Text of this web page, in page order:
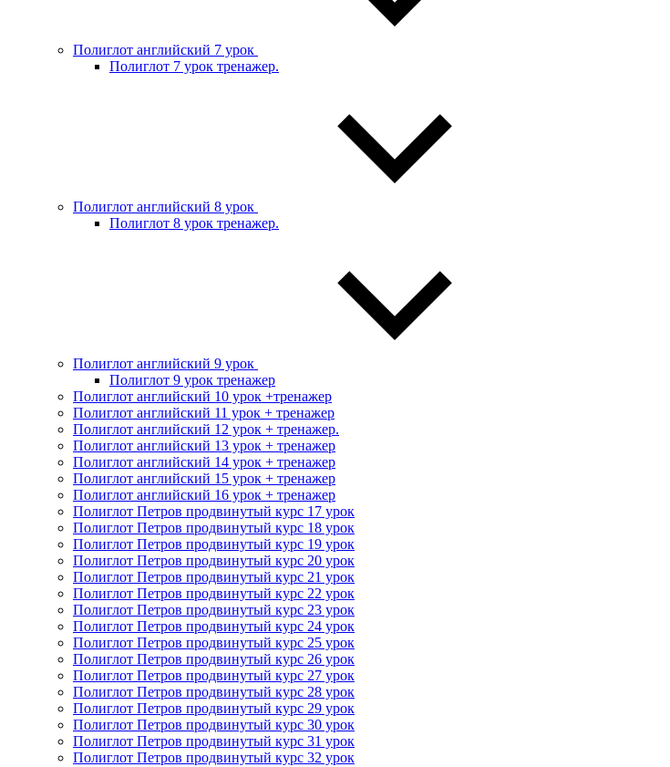
Полиглот английский 7 урок
Полиглот 7 урок тренажер.
Полиглот английский 8 урок
Полиглот 8 урок тренажер.
Полиглот английский 9 урок
Полиглот 9 урок тренажер
Полиглот английский 10 урок +тренажер
Полиглот английский 11 урок + тренажер
Полиглот английский 12 урок + тренажер.
Полиглот английский 13 урок + тренажер
Полиглот английский 14 урок + тренажер
Полиглот английский 15 урок + тренажер
Полиглот английский 16 урок + тренажер
Полиглот Петров продвинутый курс 17 урок
Полиглот Петров продвинутый курс 18 урок
Полиглот Петров продвинутый курс 19 урок
Полиглот Петров продвинутый курс 20 урок
Полиглот Петров продвинутый курс 21 урок
Полиглот Петров продвинутый курс 22 урок
Полиглот Петров продвинутый курс 23 урок
Полиглот Петров продвинутый курс 24 урок
Полиглот Петров продвинутый курс 25 урок
Полиглот Петров продвинутый курс 26 урок
Полиглот Петров продвинутый курс 27 урок
Полиглот Петров продвинутый курс 28 урок
Полиглот Петров продвинутый курс 29 урок
Полиглот Петров продвинутый курс 30 урок
Полиглот Петров продвинутый курс 31 урок
Полиглот Петров продвинутый курс 32 урок